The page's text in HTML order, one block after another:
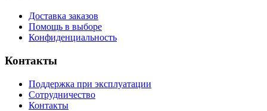
Доставка заказов
Помощь в выборе
Конфиденциальность
Контакты
Поддержка при эксплуатации
Сотрудничество
Контакты